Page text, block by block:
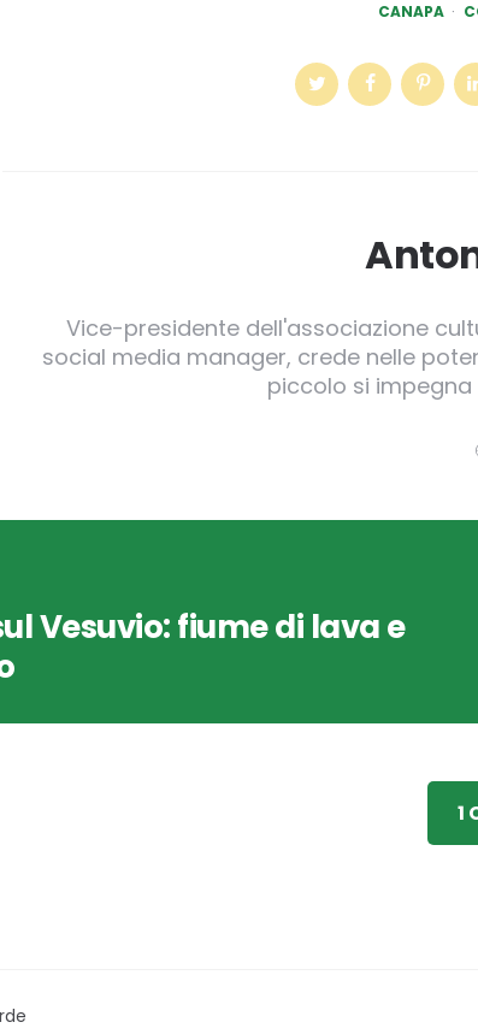
CANAPA
Vice-presidente dell'associazione
social media manager, crede nelle
piccolo si
Vesuvio: fiume di lava e
1